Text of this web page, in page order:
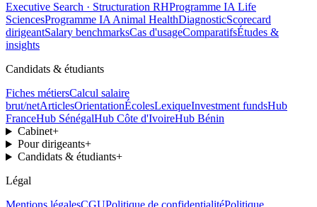
Executive Search · Structuration RHProgramme IA Life
SciencesProgramme IA Animal HealthDiagnosticScorecard
dirigeantSalary benchmarksCas d'usageComparatifsÉtudes &
insights
Candidats & étudiants
Fiches métiersCalcul salaire
brut/netArticlesOrientationÉcolesLexiqueInvestment fundsHub
FranceHub SénégalHub Côte d'IvoireHub Bénin
Cabinet+
Pour dirigeants+
Candidats & étudiants+
Légal